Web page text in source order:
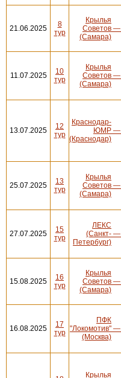
21.06.2025
8
тур
Крылья
Советов
(Самара)
—
11.07.2025
10
тур
Крылья
Советов
(Самара)
—
13.07.2025
12
тур
Краснодар-
ЮМР
(Краснодар)
—
25.07.2025
13
тур
Крылья
Советов
(Самара)
—
27.07.2025
15
тур
ЛЕКС
(Санкт-
Петербург)
—
15.08.2025
16
тур
Крылья
Советов
(Самара)
—
16.08.2025
17
тур
ПФК
"Локомотив"
(Москва)
—
Крылья